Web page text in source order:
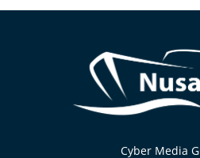
Cyber Media